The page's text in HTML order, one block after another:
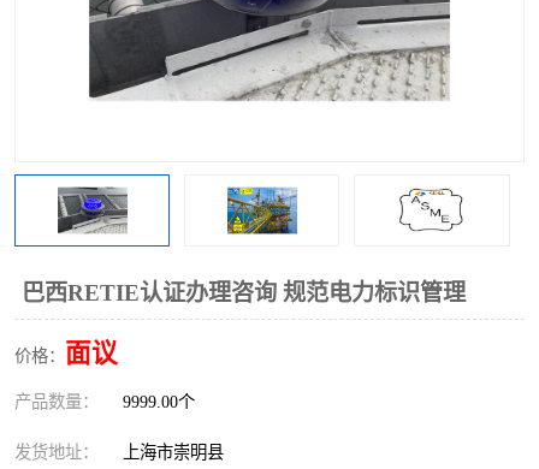
巴西RETIE认证办理咨询 规范电力标识管理
价格： 面议
产品数量： 9999.00个
发货地址： 上海市崇明县